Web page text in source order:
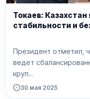
Токаев:
стабильности и
Президент отметил,
ведет
круп...
30 мая 2025